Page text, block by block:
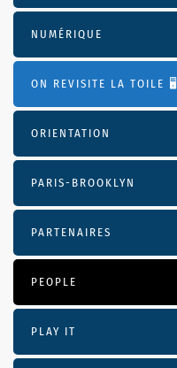
NUMÉRIQUE
ON REVISITE LA TOILE 🖥️
ORIENTATION
PARIS-BROOKLYN
PARTENAIRES
PEOPLE
PLAY IT